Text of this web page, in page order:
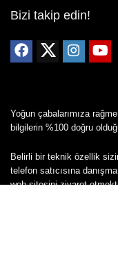
Bizi takip edin!
Yoğun çabalarımıza
bilgilerin %100 doğru
Belirli bir teknik özellik
telefon satıcısına
web sitesini ziyaret